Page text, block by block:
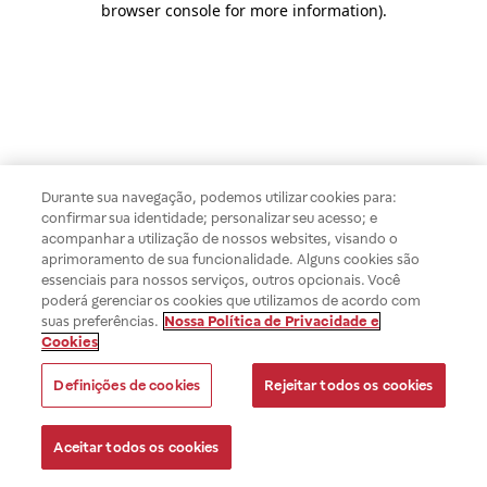
browser console for more information).
Durante sua navegação, podemos utilizar cookies para:
confirmar sua identidade; personalizar seu acesso; e
acompanhar a utilização de nossos websites, visando o
aprimoramento de sua funcionalidade. Alguns cookies são
essenciais para nossos serviços, outros opcionais. Você
poderá gerenciar os cookies que utilizamos de acordo com
suas preferências. Nossa Política de Privacidade e
Cookies
Definições de cookies Rejeitar todos os cookies
Aceitar todos os cookies